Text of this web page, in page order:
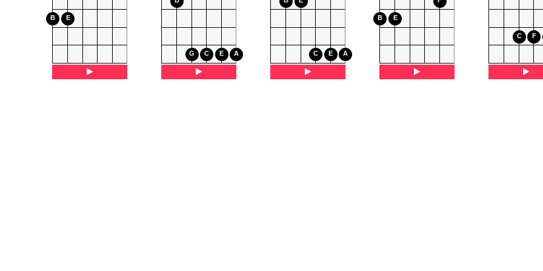
B E
G C E A C E A
B E
C F